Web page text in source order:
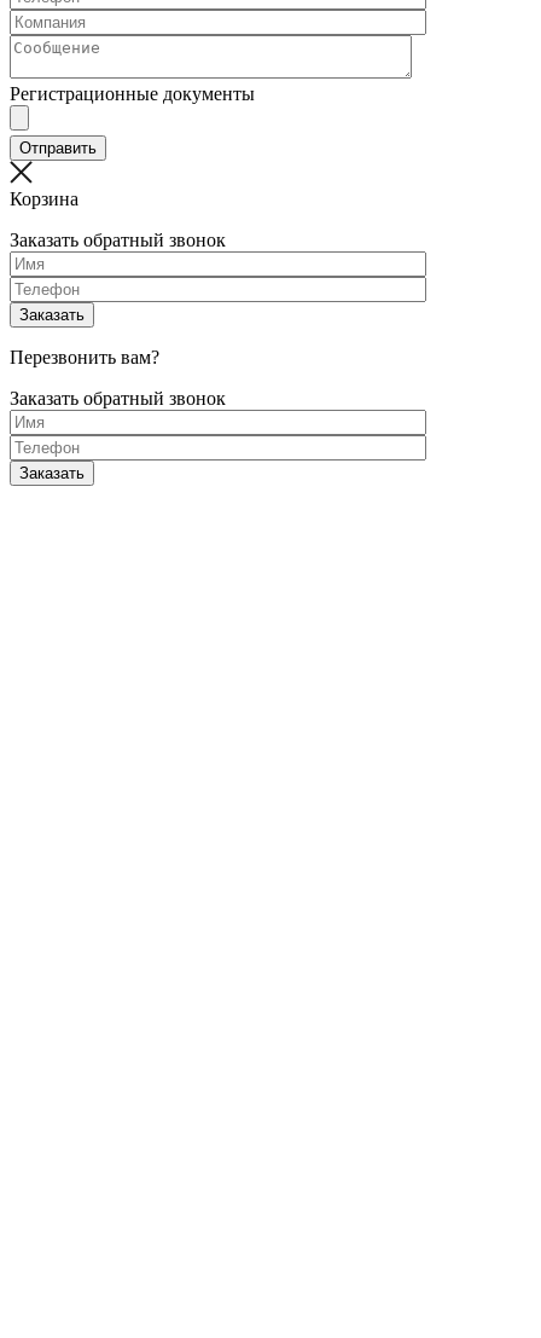
Регистрационные документы
Корзина
Заказать обратный звонок
Перезвонить вам?
Заказать обратный звонок